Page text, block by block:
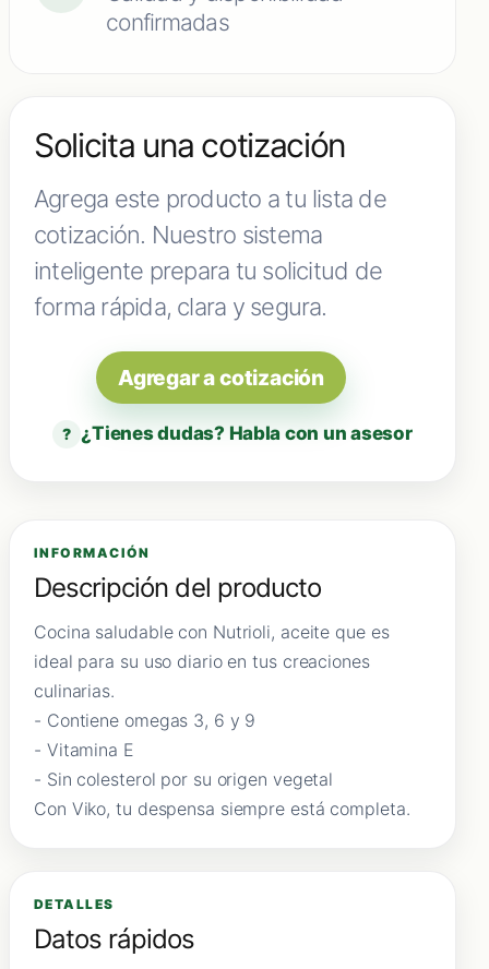
confirmadas
Solicita una cotización
Agrega este producto a tu lista de
cotización. Nuestro sistema
inteligente prepara tu solicitud de
forma rápida, clara y segura.
Agregar a cotización
? ¿Tienes dudas? Habla con un asesor
INFORMACIÓN
Descripción del producto
Cocina saludable con Nutrioli, aceite que es
ideal para su uso diario en tus creaciones
culinarias.
- Contiene omegas 3, 6 y 9
- Vitamina E
- Sin colesterol por su origen vegetal
Con Viko, tu despensa siempre está completa.
DETALLES
Datos rápidos